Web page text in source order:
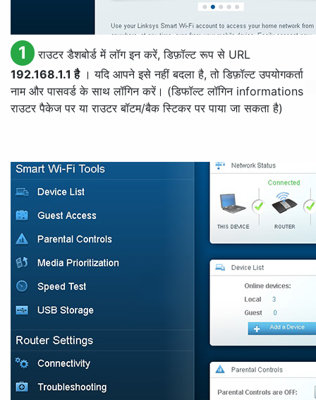
1
राउटर डैशबोर्ड में लॉग इन करें, डिफ़ॉल्ट रूप से URL
192.168.1.1 है। यदि आपने इसे नहीं बदला है, तो डिफ़ॉल्ट उपयोगकर्ता
नाम और पासवर्ड के साथ लॉगिन करें। (डिफॉल्ट लॉगिन informations
राउटर पैकेज पर या राउटर बॉटम/बैक स्टिकर पर पाया जा सकता है)